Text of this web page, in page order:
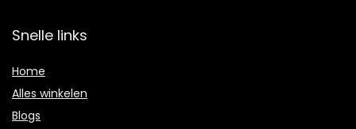
Snelle links
Home
Alles winkelen
Blogs